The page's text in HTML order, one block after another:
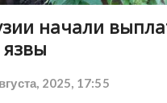
начали
язвы
2025, 17:55